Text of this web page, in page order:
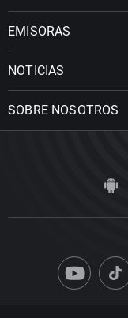
EMISORAS
NOTICIAS
SOBRE NOSOTROS